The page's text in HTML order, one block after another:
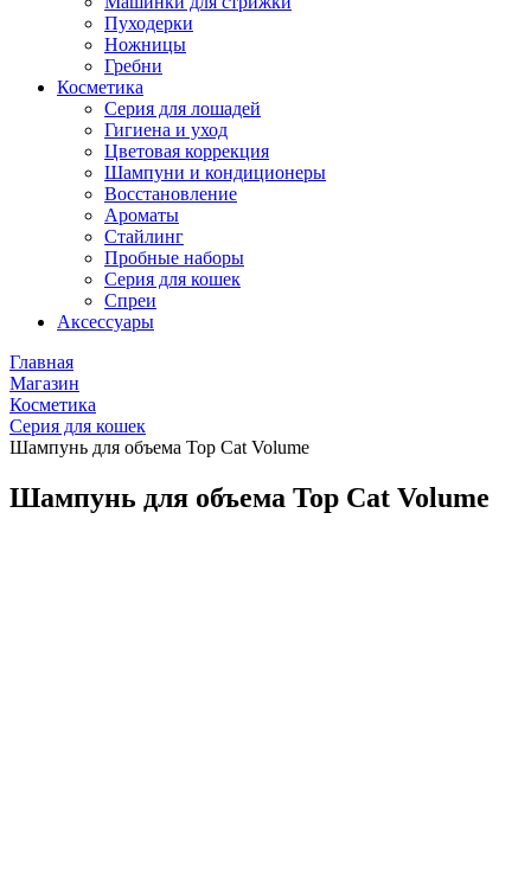
Пуходерки
Ножницы
Гребни
Косметика
Серия для лошадей
Гигиена и уход
Цветовая коррекция
Шампуни и кондиционеры
Восстановление
Ароматы
Стайлинг
Пробные наборы
Серия для кошек
Спреи
Аксессуары
Главная
Магазин
Косметика
Серия для кошек
Шампунь для объема Top Cat Volume
Шампунь для объема Top Cat Volume